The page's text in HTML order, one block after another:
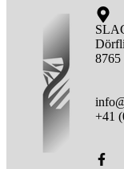
8765
+41